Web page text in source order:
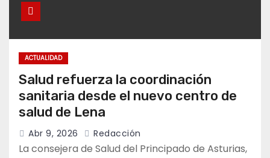
ACTUALIDAD
Salud refuerza la coordinación
sanitaria desde el nuevo centro de
salud de Lena
Abr 9, 2026 Redacción
La consejera de Salud del Principado de Asturias,